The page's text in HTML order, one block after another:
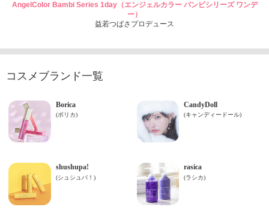
AngelColor Bambi Series 1day（エンジェルカラー バンビシリーズ ワンデ
ー）
益若つばさプロデュース
コスメブランド一覧